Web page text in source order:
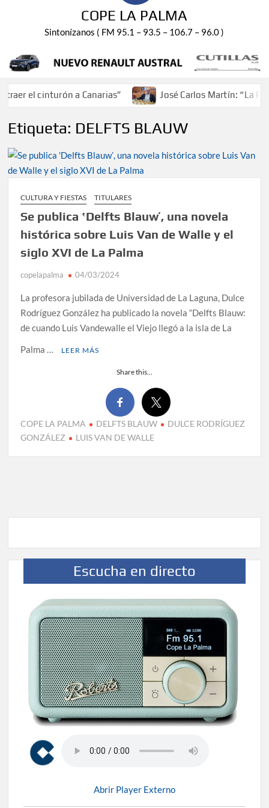
COPE LA PALMA
Sintonízanos ( FM 95.1 – 93.5 – 106.7 – 96.0 )
el cinturón a Canarias” José Carlos Martín: “La
Etiqueta: DELFTS BLAUW
CULTURA Y FIESTAS TITULARES
Se publica ‛Delfts Blauwʼ, una novela
histórica sobre Luis Van de Walle y el
siglo XVI de La Palma
copelapalma 04/03/2024
La profesora jubilada de Universidad de La Laguna, Dulce
Rodríguez González ha publicado la novela “Delfts Blauw:
de cuando Luis Vandewalle el Viejo llegó a la isla de La
Palma …
LEER MÁS
Share this...
COPE LA PALMA DELFTS BLAUW
DULCE RODRÍGUEZ
GONZÁLEZ
LUIS VAN DE WALLE
Escucha en directo
Abrir Player Externo